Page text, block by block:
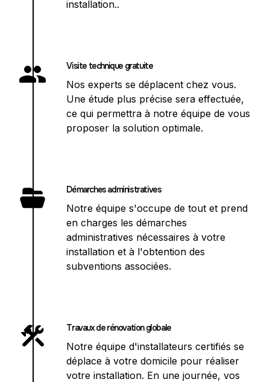
installation..
Visite technique gratuite
Nos experts se déplacent chez vous.
Une étude plus précise sera effectuée,
ce qui permettra à notre équipe de vous
proposer la solution optimale.
Démarches administratives
Notre équipe s'occupe de tout et prend
en charges les démarches
administratives nécessaires à votre
installation et à l'obtention des
subventions associées.
Travaux de rénovation globale
Notre équipe d'installateurs certifiés se
déplace à votre domicile pour réaliser
votre installation. En une journée, vos